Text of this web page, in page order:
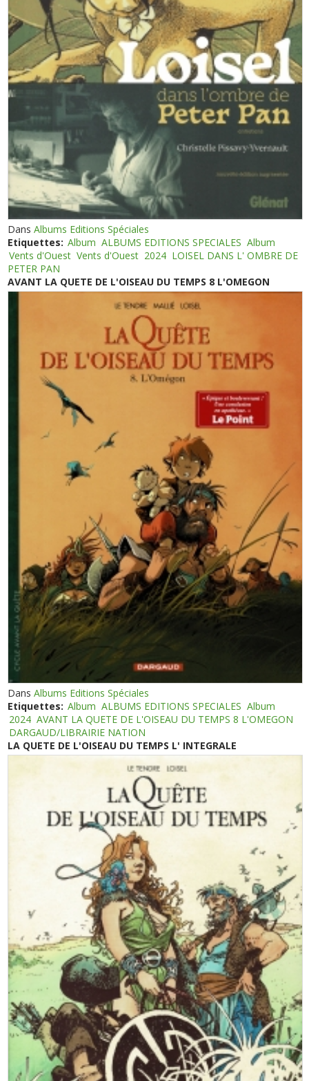
DansAlbums Editions Spéciales
Etiquettes: Album ALBUMS EDITIONS SPECIALES Album
Vents d'Ouest Vents d'Ouest 2024 LOISEL DANS L' OMBRE DE
PETER PAN
AVANT LA QUETE DE L'OISEAU DU TEMPS 8 L'OMEGON
DansAlbums Editions Spéciales
Etiquettes: Album ALBUMS EDITIONS SPECIALES Album
2024 AVANT LA QUETE DE L'OISEAU DU TEMPS 8 L'OMEGON
DARGAUD/LIBRAIRIE NATION
LA QUETE DE L'OISEAU DU TEMPS L' INTEGRALE